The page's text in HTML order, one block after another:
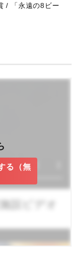
/ 「永遠の8ビー
る（無
設ビデオ